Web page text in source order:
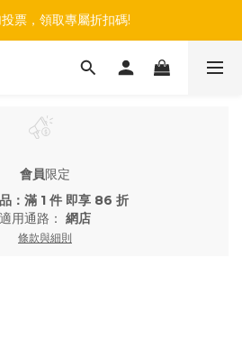
LINE帳號，最高享$150購物金
票，領取專屬折扣碼!
LINE帳號，最高享$150購物金
會員限定
：滿 1 件 即享 86 折
適用通路： 網店
條款與細則